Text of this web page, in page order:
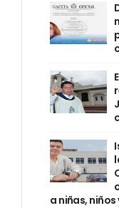
a niñas,